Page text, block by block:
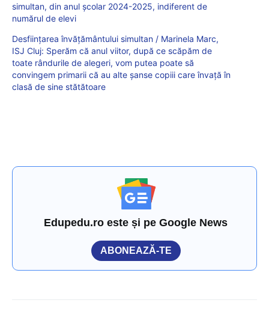
simultan, din anul școlar 2024-2025, indiferent de
numărul de elevi
Desființarea învățământului simultan / Marinela Marc,
ISJ Cluj: Sperăm că anul viitor, după ce scăpăm de
toate rândurile de alegeri, vom putea poate să
convingem primarii că au alte șanse copiii care învață în
clasă de sine stătătoare
Edupedu.ro este și pe Google News
ABONEAZĂ-TE